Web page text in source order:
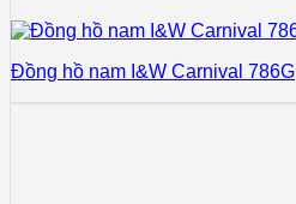
Đồng hồ nam I&W Carnival 786G